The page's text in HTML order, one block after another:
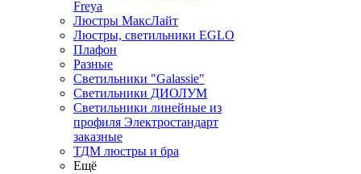
Freya
Люстры МаксЛайт
Люстры, светильники EGLO
Плафон
Разные
Светильники "Galassie"
Светильники ДИОЛУМ
Светильники линейные из
профиля Электростандарт
заказные
ТДМ люстры и бра
Ещё